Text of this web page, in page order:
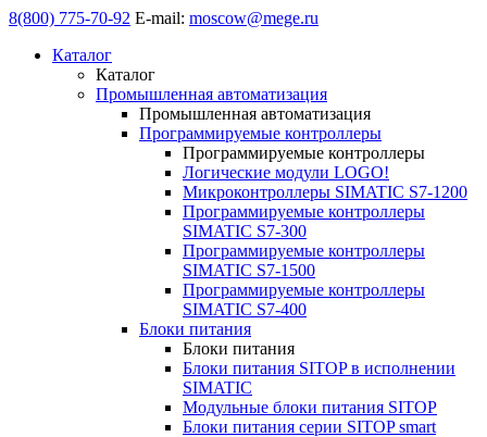
8(800) 775-70-92 E-mail: moscow@mege.ru
Каталог
Каталог
Промышленная автоматизация
Промышленная автоматизация
Программируемые контроллеры
Программируемые контроллеры
Логические модули LOGO!
Микроконтроллеры SIMATIC S7-1200
Программируемые контроллеры
SIMATIC S7-300
Программируемые контроллеры
SIMATIC S7-1500
Программируемые контроллеры
SIMATIC S7-400
Блоки питания
Блоки питания
Блоки питания SITOP в исполнении
SIMATIC
Модульные блоки питания SITOP
Блоки питания серии SITOP smart